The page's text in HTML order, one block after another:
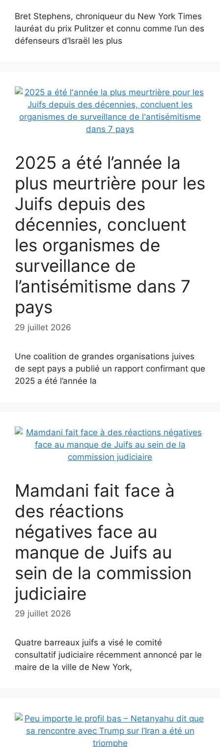
Bret Stephens, chroniqueur du New York Times
lauréat du prix Pulitzer et connu comme l’un des
défenseurs d’Israël les plus
2025 a été l’année la
plus meurtrière pour les
Juifs depuis des
décennies, concluent
les organismes de
surveillance de
l’antisémitisme dans 7
pays
29 juillet 2026
Une coalition de grandes organisations juives
de sept pays a publié un rapport confirmant que
2025 a été l’année la
Mamdani fait face à
des réactions
négatives face au
manque de Juifs au
sein de la commission
judiciaire
29 juillet 2026
Quatre barreaux juifs a visé le comité
consultatif judiciaire récemment annoncé par le
maire de la ville de New York,